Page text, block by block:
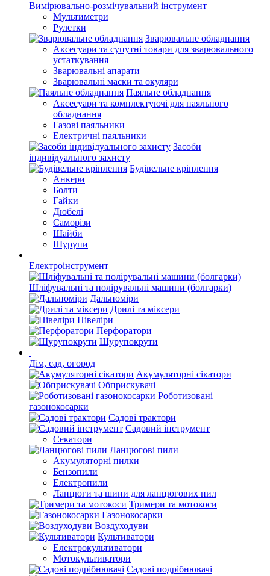
Вимірювально-розмічувальний інструмент
Мультиметри
Рулетки
Зварювальне обладнання
Аксесуари та супутні товари для зварювального
устаткування
Зварювальні апарати
Зварювальні маски та окуляри
Паяльне обладнання
Аксесуари та комплектуючі для паяльного
обладнання
Газові паяльники
Електричні паяльники
Засоби
індивідуального захисту
Будівельне кріплення
Анкери
Болти
Гайки
Дюбелі
Саморізи
Шайби
Шурупи
Електроінструмент
Шліфувальні та полірувальні машини (болгарки)
Дальноміри
Дрилі та міксери
Нівеліри
Перфоратори
Шурупокрути
Дім, сад, огород
Акумуляторні сікатори
Обприскувачі
Роботизовані
газонокосарки
Садові трактори
Садовий інструмент
Секатори
Ланцюгові пили
Акумуляторні пилки
Бензопили
Електропили
Ланцюги та шини для ланцюгових пил
Тримери та мотокоси
Газонокосарки
Воздуходуви
Культиватори
Електрокультиватори
Мотокультиватори
Садові подрібнювачі